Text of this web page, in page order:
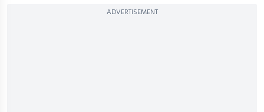
ADVERTISEMENT